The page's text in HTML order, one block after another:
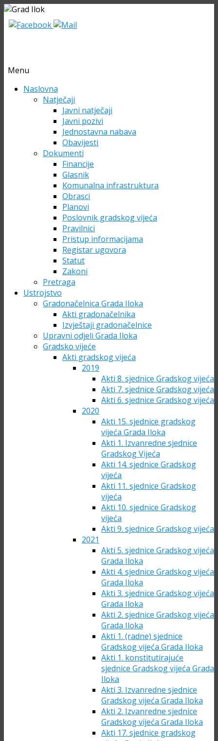
Menu
Skip Naslovna
Natječaji
Javni natječaji
Javni pozivi
Jednostavna nabava
Obavijesti
Dokumenti
Financije
Glasnik
Komunalna infrastruktura
Obrasci
Planovi
Poslovnik gradskog vijeća
Pravilnici
Pristup informacijama
Registar ugovora
Statut
Zakoni
Pretraga
Ustrojstvo
Gradonačelnica Grada Iloka
Akti gradonačelnika
Izvještaji gradonačelnice
Upravni odjeli Grada Iloka
Gradsko vijeće
Akti gradskog vijeća
2019
Akti 8. sjednice Gradskog vijeća
Akti 7. sjednice Gradskog vijeća
Akti 6. sjednice Gradskog vijeća
2020
Akti 15. sjednice gradskog
vijeća Grada Iloka
Akti 1. Izvanredne sjednice
Gradskog Vijeća
Akti 14. sjednice Gradskog
vijeća
Akti 11. sjednice Gradskog
vijeća
Akti 10. sjednice Gradskog
vijeća
Akti 9. sjednice Gradskog vijeća
2021
Akti 5. sjednice Gradskog vijeća
Grada Iloka
Akti 4. sjednice Gradskog vijeća
Grada Iloka
Akti 3. sjednice Gradskog vijeća
Grada Iloka
Akti 2. sjednice Gradskog vijeća
Grada Iloka
Akti 1. (radne) sjednice
Gradskog vijeća Grada Iloka
Akti 1. konstitutirajuće
sjednice Gradskog vijeća Grada
Iloka
Akti 3. Izvanredne sjednice
Gradskog vijeća Grada Iloka
Akti 2. Izvanredne sjednice
Gradskog vijeća Grada Iloka
Akti 17. sjednice gradskog